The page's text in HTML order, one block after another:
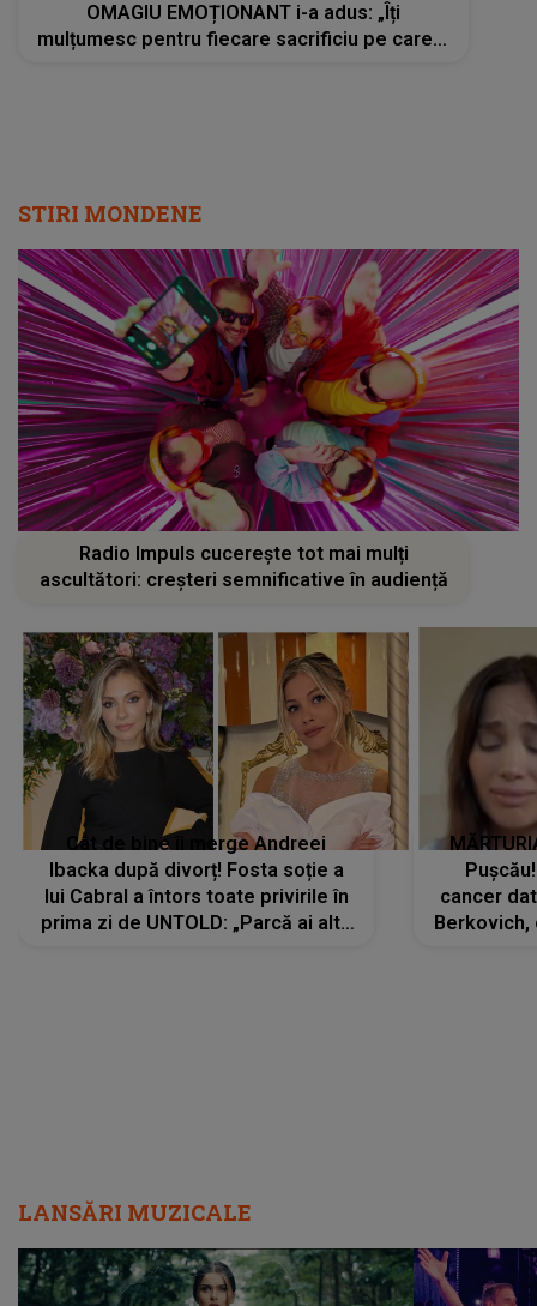
OMAGIU EMOȚIONANT i-a adus: „Îți
mulțumesc pentru fiecare sacrificiu pe care l-
STIRI MONDENE
Radio Impuls cucerește tot mai mulți
ascultători: creșteri semnificative în audiență
Cât de bine îi merge Andreei
Ibacka după divorț! Fosta soție a
lui Cabral a întors toate privirile în
prima zi de UNTOLD: „Parcă ai altă
cancer
LANSĂRI MUZICALE